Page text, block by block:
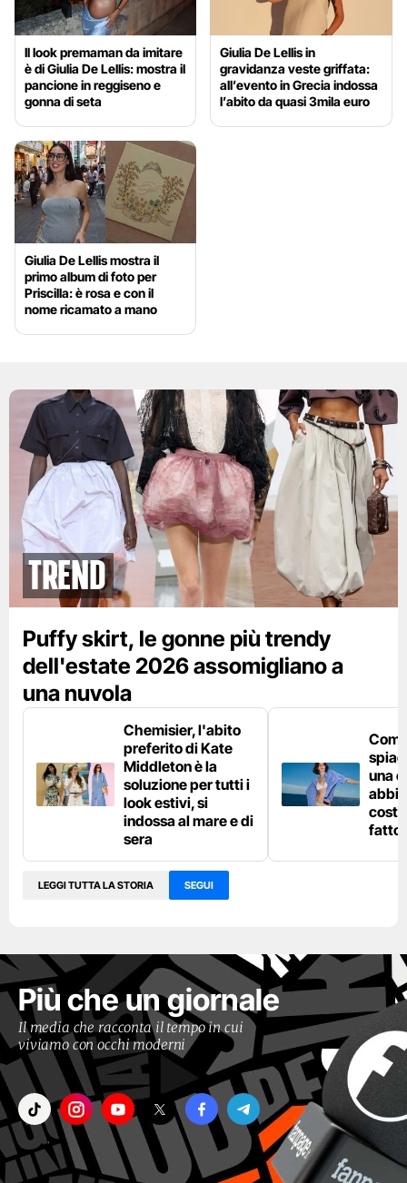
Il look premaman da imitare
è di Giulia De Lellis: mostra il
pancione in reggiseno e
gonna di seta
Giulia De Lellis in
gravidanza veste griffata:
all’evento in Grecia indossa
l’abito da quasi 3mila euro
Giulia De Lellis mostra il
primo album di foto per
Priscilla: è rosa e con il
nome ricamato a mano
Trend
Puffy skirt, le gonne più trendy
dell'estate 2026 assomigliano a
una nuvola
Chemisier, l'abito
preferito di Kate
Middleton è la
soluzione per tutti i
look estivi, si
indossa al mare e di
sera
una
fatto
LEGGI TUTTA LA STORIA SEGUI
Più che un giornale
Il media che racconta il tempo in cui
viviamo con occhi moderni